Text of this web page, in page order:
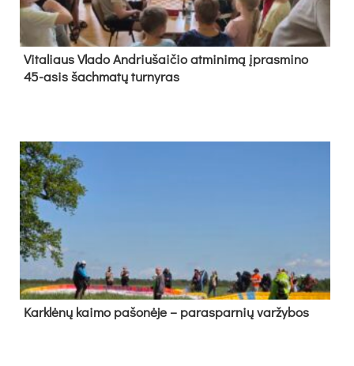
Vi­ta­liaus Vla­do And­riu­šai­čio at­mi­ni­mą įpras­mi­no
45-asis šach­ma­tų tur­ny­ras
Kark­lė­nų kai­mo pa­šo­nė­je – pa­ras­par­nių var­žy­bos